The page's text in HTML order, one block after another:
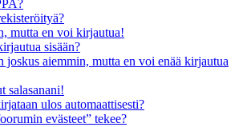
mutta en voi kirjautua!
sisään?
joskus aiemmin, mutta en voi enää kirjautua
salasanani!
ulos automaattisesti?
evästeet” tekee?